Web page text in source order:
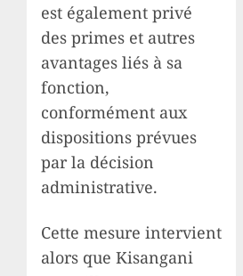
est également privé
des primes et autres
avantages liés à sa
fonction,
conformément aux
dispositions prévues
par la décision
administrative.
Cette mesure intervient
alors que Kisangani